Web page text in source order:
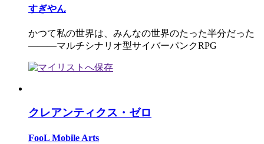
すぎやん
かつて私の世界は、みんなの世界のたった半分だった
―――マルチシナリオ型サイバーパンクRPG
クレアンティクス・ゼロ
FooL Mobile Arts